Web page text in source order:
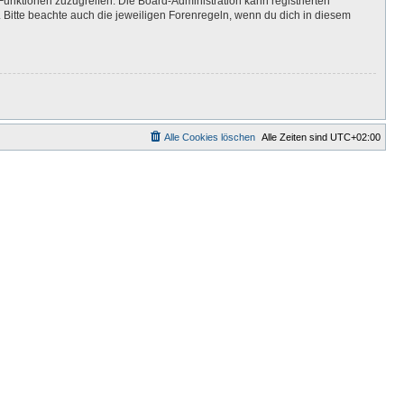
beachte auch die jeweiligen Forenregeln, wenn du dich in diesem
Alle Zeiten sind UTC+02:00
Alle Cookies löschen